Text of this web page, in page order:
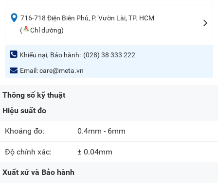
716-718 Điện Biên Phủ, P. Vườn Lài, TP. HCM
(
Chỉ đường)
Khiếu nại, Bảo hành: (028) 38 333 222
Email:care@meta.vn
Thông số kỹ thuật
Hiệu suất đo
Khoảng đo: 0.4mm - 6mm
Độ chính xác: ± 0.04mm
Xuất xứ và Bảo hành